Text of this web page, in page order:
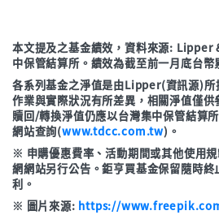
立即申購
本文提及之基金績效，資料來源: Lipper
中保管結算所。績效為截至前一月底台幣
各系列基金之淨值是由Lipper(資訊源)所
作業與實際狀況有所差異，相關淨值僅
贖回/轉換淨值仍應以台灣集中保管結算
網站查詢(www.tdcc.com.tw)。
※ 申購優惠費率、活動期間或其他使用
網網站另行公告。鉅亨買基金保留隨時
利。
※ 圖片來源: https://